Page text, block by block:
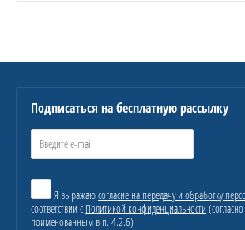
Подписаться на бесплатную рассылку
Я выражаюсогласие на передачу и обработку
соответствии с Политикой конфиденциальности
поименованным в п. 4.2.6)